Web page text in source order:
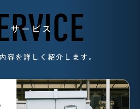
サービス
容を詳しく紹介します。